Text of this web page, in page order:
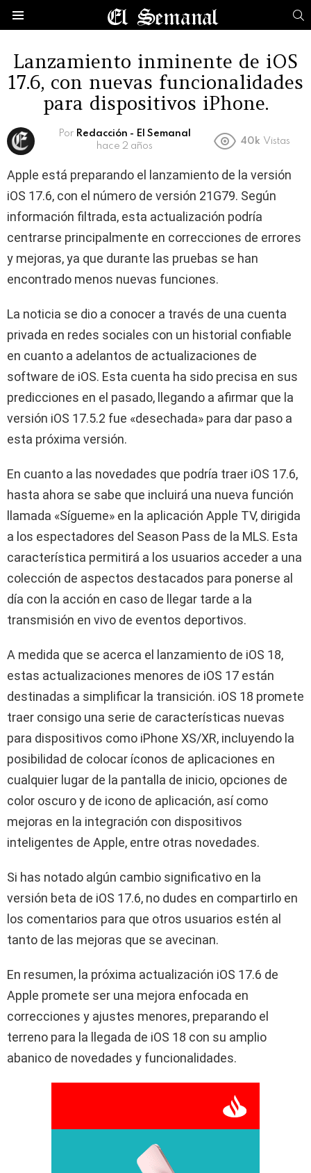
Lanzamiento inminente de iOS
17.6, con nuevas funcionalidades
para dispositivos iPhone.
Por Redacción - El Semanal
hace 2 años
40k Vistas
Apple está preparando el lanzamiento de la versión
iOS 17.6, con el número de versión 21G79. Según
información filtrada, esta actualización podría
centrarse principalmente en correcciones de errores
y mejoras, ya que durante las pruebas se han
encontrado menos nuevas funciones.
La noticia se dio a conocer a través de una cuenta
privada en redes sociales con un historial confiable
en cuanto a adelantos de actualizaciones de
software de iOS. Esta cuenta ha sido precisa en sus
predicciones en el pasado, llegando a afirmar que la
versión iOS 17.5.2 fue «desechada» para dar paso a
esta próxima versión.
En cuanto a las novedades que podría traer iOS 17.6,
hasta ahora se sabe que incluirá una nueva función
llamada «Sígueme» en la aplicación Apple TV, dirigida
a los espectadores del Season Pass de la MLS. Esta
característica permitirá a los usuarios acceder a una
colección de aspectos destacados para ponerse al
día con la acción en caso de llegar tarde a la
transmisión en vivo de eventos deportivos.
A medida que se acerca el lanzamiento de iOS 18,
estas actualizaciones menores de iOS 17 están
destinadas a simplificar la transición. iOS 18 promete
traer consigo una serie de características nuevas
para dispositivos como iPhone XS/XR, incluyendo la
posibilidad de colocar íconos de aplicaciones en
cualquier lugar de la pantalla de inicio, opciones de
color oscuro y de icono de aplicación, así como
mejoras en la integración con dispositivos
inteligentes de Apple, entre otras novedades.
Si has notado algún cambio significativo en la
versión beta de iOS 17.6, no dudes en compartirlo en
los comentarios para que otros usuarios estén al
tanto de las mejoras que se avecinan.
En resumen, la próxima actualización iOS 17.6 de
Apple promete ser una mejora enfocada en
correcciones y ajustes menores, preparando el
terreno para la llegada de iOS 18 con su amplio
abanico de novedades y funcionalidades.